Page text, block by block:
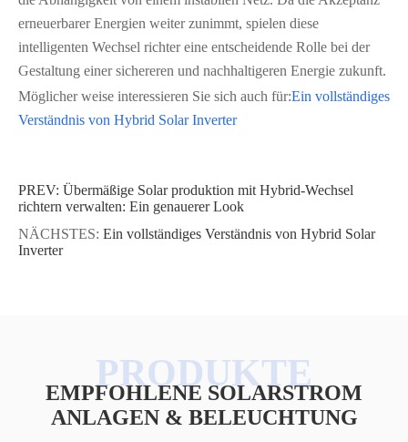
erneuerbarer Energien weiter zunimmt, spielen diese
intelligenten Wechsel richter eine entscheidende Rolle bei der
Gestaltung einer sichereren und nachhaltigeren Energie zukunft.
Möglicher weise interessieren Sie sich auch für:Ein vollständiges
Verständnis von Hybrid Solar Inverter
PREV: Übermäßige Solar produktion mit Hybrid-Wechsel
richtern verwalten: Ein genauerer Look
NÄCHSTES: Ein vollständiges Verständnis von Hybrid Solar
Inverter
EMPFOHLENE SOLARSTROM
ANLAGEN & BELEUCHTUNG